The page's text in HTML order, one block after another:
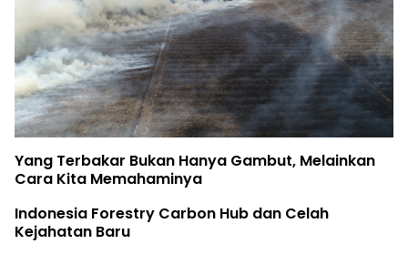
Birute Galdikas, Ibu para Orangutan, telah
The Earth Belongs to the Youth
Rifya Melawan Raksasa
Fatur Meronda Belantara dari Udara